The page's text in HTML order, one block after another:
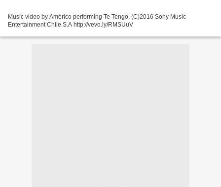
Music video by Américo performing Te Tengo. (C)2016 Sony Music
Entertainment Chile S.A http://vevo.ly/RMSUuV